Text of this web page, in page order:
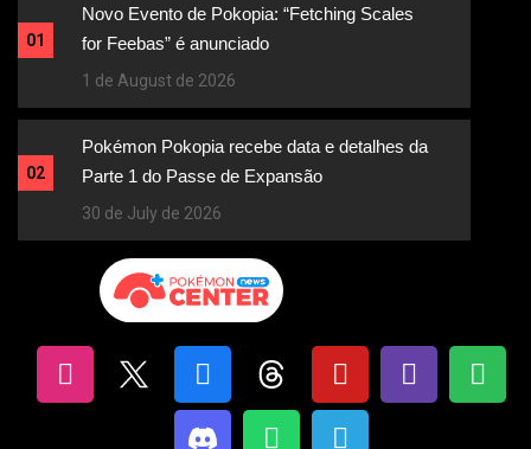
01
Novo Evento de Pokopia: “Fetching Scales
for Feebas” é anunciado
1 de August de 2026
02
Pokémon Pokopia recebe data e detalhes da
Parte 1 do Passe de Expansão
30 de July de 2026